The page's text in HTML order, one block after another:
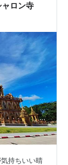
ロン寺
持ちいい晴